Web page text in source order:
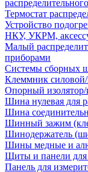
Термостат
Устройство
НКУ, УКРМ,
Малый
приборами
Системы сборных
Клеммник
Опорный
Шина нулевая для
Шина
Шинный зажим
Шинодержатель
Шины медные и
Щиты и панели для
Панель для